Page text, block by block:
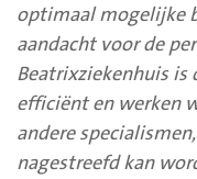
optimaal mogelijke
aandacht voor de
Beatrixziekenhuis is
efficiënt en werken
andere
nagestreefd kan